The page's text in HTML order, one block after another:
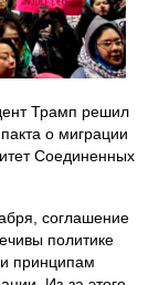
Трамп решил
о миграции
Соединенных
соглашение
политике
принципам